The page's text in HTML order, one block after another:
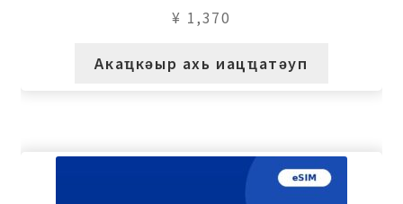
¥ 1,370
Акаҵкәыр ахь иацҵатәуп